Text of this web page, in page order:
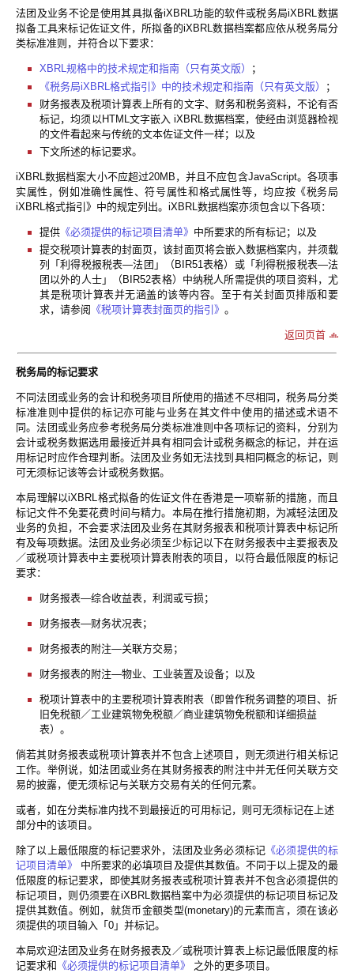
法团及业务不论是使用其具拟备iXBRL功能的软件或税务局iXBRL数据
拟备工具来标记佐证文件，所拟备的iXBRL数据档案都应依从税务局分
类标准准则，并符合以下要求：
XBRL规格中的技术规定和指南（只有英文版）
；
《税务局iXBRL格式指引》中的技术规定和指南（只有英文版）
；
财务报表及税项计算表上所有的文字、财务和税务资料，不论有否
标记，均须以HTML文字嵌入 iXBRL数据档案，使经由浏览器检视
的文件看起来与传统的文本佐证文件一样；以及
下文所述的标记要求。
iXBRL数据档案大小不应超过20MB，并且不应包含JavaScript。各项事
实属性，例如准确性属性、符号属性和格式属性等，均应按《税务局
iXBRL格式指引》中的规定列出。iXBRL数据档案亦须包含以下各项：
提供 《必须提供的标记项目清单》 中所要求的所有标记；以及
提交税项计算表的封面页，该封面页将会嵌入数据档案内，并须载
列「利得税报税表—法团」（BIR51表格）或「利得税报税表—法
团以外的人士」（BIR52表格）中纳税人所需提供的项目资料，尤
其是税项计算表并无涵盖的该等内容。至于有关封面页排版和要
求，请参阅 《税项计算表封面页的指引》 。
返回页首
税务局的标记要求
不同法团或业务的会计和税务项目所使用的描述不尽相同，税务局分类
标准准则中提供的标记亦可能与业务在其文件中使用的描述或术语不
同。法团或业务应参考税务局分类标准准则中各项标记的资料，分别为
会计或税务数据选用最接近并具有相同会计或税务概念的标记，并在运
用标记时应作合理判断。法团及业务如无法找到具相同概念的标记，则
可无须标记该等会计或税务数据。
本局理解以iXBRL格式拟备的佐证文件在香港是一项崭新的措施，而且
标记文件不免要花费时间与精力。本局在推行措施初期，为减轻法团及
业务的负担，不会要求法团及业务在其财务报表和税项计算表中标记所
有及每项数据。法团及业务必须至少标记以下在财务报表中主要报表及
／或税项计算表中主要税项计算表附表的项目，以符合最低限度的标记
要求：
财务报表—综合收益表，利润或亏损；
财务报表—财务状况表；
财务报表的附注—关联方交易；
财务报表的附注—物业、工业装置及设备；以及
税项计算表中的主要税项计算表附表（即曾作税务调整的项目、折
旧免税额／工业建筑物免税额／商业建筑物免税额和详细损益
表）。
倘若其财务报表或税项计算表并不包含上述项目，则无须进行相关标记
工作。举例说，如法团或业务在其财务报表的附注中并无任何关联方交
易的披露，便无须标记与关联方交易有关的任何元素。
或者，如在分类标准内找不到最接近的可用标记，则可无须标记在上述
部分中的该项目。
除了以上最低限度的标记要求外，法团及业务必须标记 《必须提供的标
记项目清单》 中所要求的必填项目及提供其数值。不同于以上提及的最
低限度的标记要求，即使其财务报表或税项计算表并不包含必须提供的
标记项目，则仍须要在iXBRL数据档案中为必须提供的标记项目标记及
提供其数值。例如，就货币金额类型(monetary)的元素而言，须在该必
须提供的项目输入「0」并标记。
本局欢迎法团及业务在财务报表及／或税项计算表上标记最低限度的标
记要求和 《必须提供的标记项目清单》 之外的更多项目。